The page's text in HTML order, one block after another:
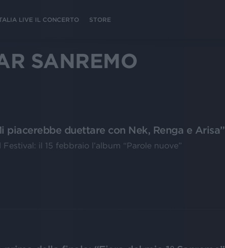
LIVE IL CONCERTO STORE
SANREMO
piacerebbe duettare con Nek, Renga e Arisa”
il 15 febbraio l’album “Parole nuove”